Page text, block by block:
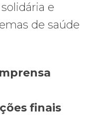
e
de saúde
finais